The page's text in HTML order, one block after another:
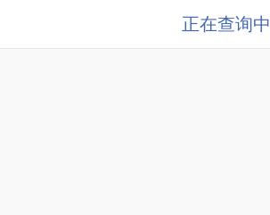
正在查询中